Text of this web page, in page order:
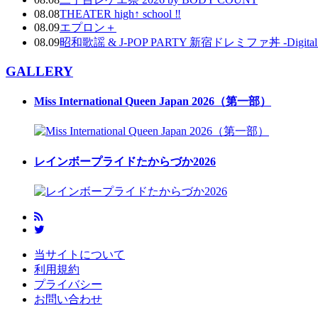
08.08THEATER high↑ school ‼
08.09エプロン＋
08.09昭和歌謡 & J-POP PARTY 新宿ドレミファ丼 -
GALLERY
Miss International Queen Japan 2026（第一部）
レインボープライドたからづか2026
当サイトについて
利用規約
プライバシー
お問い合わせ